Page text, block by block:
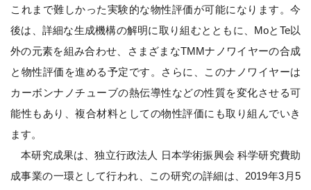
これまで難しかった実験的な物性評価が可能になります。今
後は、詳細な生成機構の解明に取り組むとともに、MoとTe以
外の元素を組み合わせ、さまざまなTMMナノワイヤーの合成
と物性評価を進める予定です。さらに、このナノワイヤーは
カーボンナノチューブの熱伝導性などの性質を変化させる可
能性もあり、複合材料としての物性評価にも取り組んでいき
ます。
本研究成果は、独立行政法人 日本学術振興会 科学研究費助
成事業の一環として行われ、この研究の詳細は、2019年3月5